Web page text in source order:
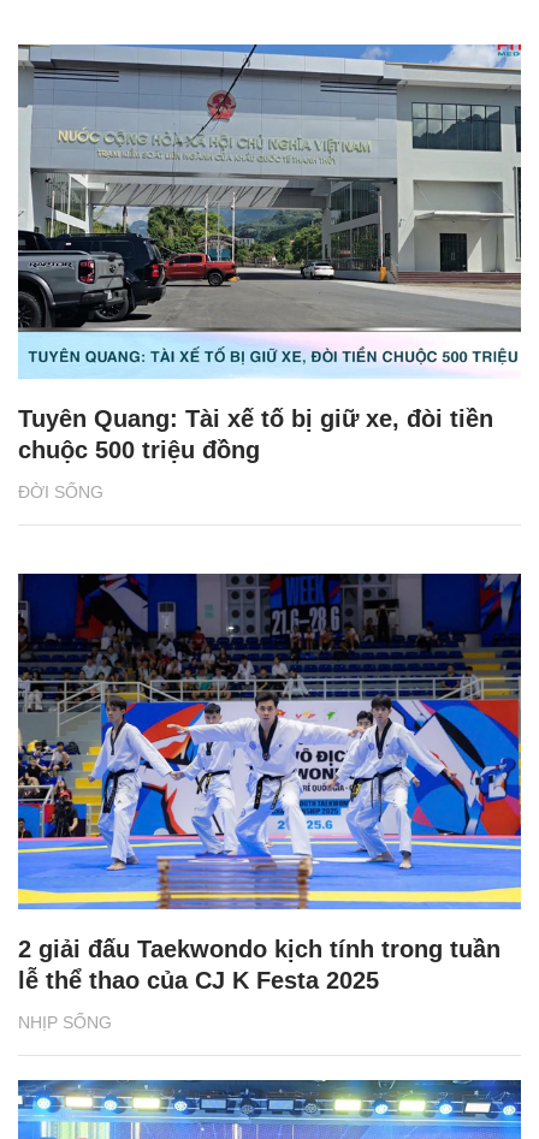
ĐỜI SỐNG
Tuyên Quang: Tài xế tố bị giữ xe, đòi tiền
chuộc 500 triệu đồng
NHỊP SỐNG
2 giải đấu Taekwondo kịch tính trong tuần
lễ thể thao của CJ K Festa 2025